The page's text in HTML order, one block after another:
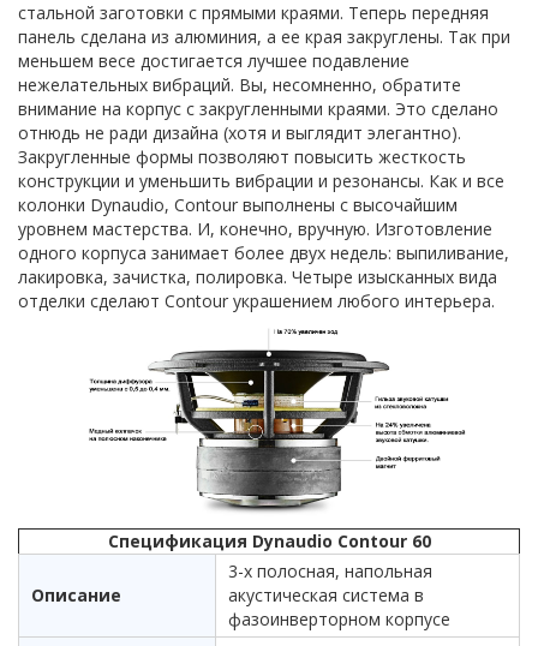
стальной заготовки c прямыми краями. Теперь передняя
панель сделана из алюминия, а ее края закруглены. Так при
меньшем весе достигается лучшее подавление
нежелательных вибраций. Вы, несомненно, обратите
внимание на корпус с закругленными краями. Это сделано
отнюдь не ради дизайна (хотя и выглядит элегантно).
Закругленные формы позволяют повысить жесткость
конструкции и уменьшить вибрации и резонансы. Как и все
колонки Dynaudio, Contour выполнены с высочайшим
уровнем мастерства. И, конечно, вручную. Изготовление
одного корпуса занимает более двух недель: выпиливание,
лакировка, зачистка, полировка. Четыре изысканных вида
отделки сделают Contour украшением любого интерьера.
Спецификация Dynaudio Contour 60
Описание
3-х полосная, напольная
акустическая система в
фазоинверторном корпусе